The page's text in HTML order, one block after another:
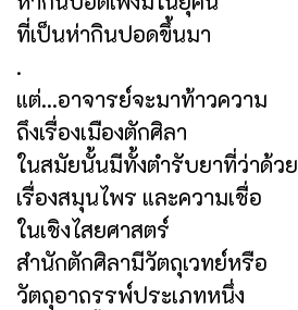
ที่เป็นห่ากินปอดขึ้นมา
.
แต่...อาจารย์จะมาท้าวความ
ถึงเรื่องเมืองตักศิลา
ในสมัยนั้นมีทั้งตำรับยาที่ว่าด้วย
เรื่องสมุนไพร และความเชื่อ
ในเชิงไสยศาสตร์
สำนักตักศิลามีวัตถุเวทย์หรือ
วัตถุอาถรรพ์ประเภทหนึ่ง